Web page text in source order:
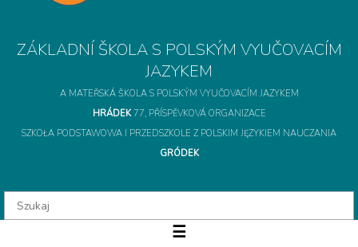
ZÁKLADNÍ ŠKOLA S
A MATEŘSKÁ ŠKOLA S POLSKÝM VYUČOVACÍM JAZYKEM
HRÁDEK77, PŘÍSPĚVKOVÁ ORGANIZACE
SZKOŁA PODSTAWOWA I PRZEDSZKOLE Z POLSKIM JĘZYKIEM NAUCZANIA
GRÓDEK
☰